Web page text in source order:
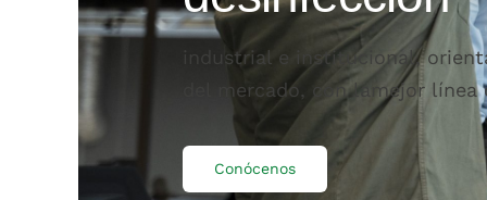
industrial e institucional,
del mercado, con lamejor
Conócenos